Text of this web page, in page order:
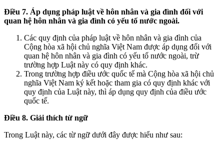
Điều 7. Áp dụng pháp luật về hôn nhân và gia đình đối với
quan hệ hôn nhân và gia đình có yếu tố nước ngoài.
Các quy định của pháp luật về hôn nhân và gia đình của
Cộng hòa xã hội chủ nghĩa Việt Nam được áp dụng đối với
quan hệ hôn nhân và gia đình có yếu tố nước ngoài, trừ
trường hợp Luật này có quy định khác.
Trong trường hợp điều ước quốc tế mà Cộng hòa xã hội chủ
nghĩa Việt Nam ký kết hoặc tham gia có quy định khác với
quy định của Luật này, thì áp dụng quy định của điều ước
quốc tế.
Điều 8. Giải thích từ ngữ
Trong Luật này, các từ ngữ dưới đây được hiểu như sau: